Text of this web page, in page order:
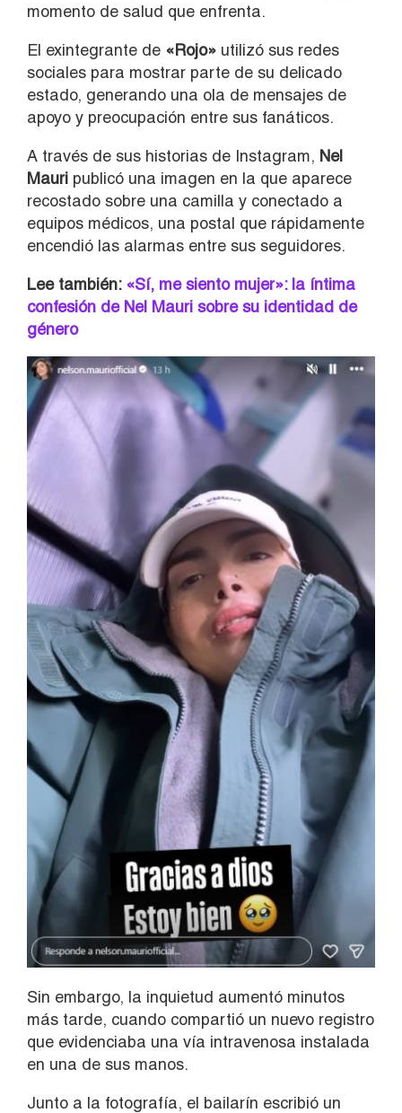
momento de salud que enfrenta.
El exintegrante de «Rojo» utilizó sus redes
sociales para mostrar parte de su delicado
estado, generando una ola de mensajes de
apoyo y preocupación entre sus fanáticos.
A través de sus historias de Instagram, Nel
Mauri publicó una imagen en la que aparece
recostado sobre una camilla y conectado a
equipos médicos, una postal que rápidamente
encendió las alarmas entre sus seguidores.
Lee también: «Sí, me siento mujer»: la íntima
confesión de Nel Mauri sobre su identidad de
género
Sin embargo, la inquietud aumentó minutos
más tarde, cuando compartió un nuevo registro
que evidenciaba una vía intravenosa instalada
en una de sus manos.
Junto a la fotografía, el bailarín escribió un